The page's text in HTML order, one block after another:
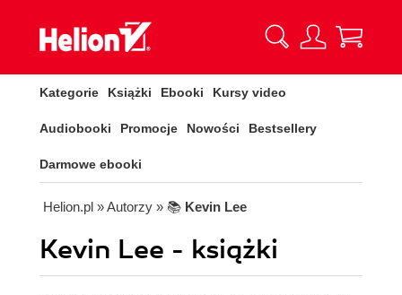
Kategorie Książki Ebooki Kursy video
Audiobooki Promocje Nowości Bestsellery
Darmowe ebooki
Helion.pl » Autorzy » 📚 Kevin Lee
Kevin Lee - książki